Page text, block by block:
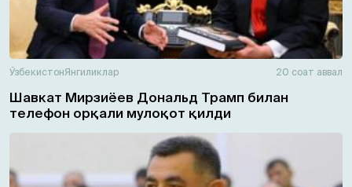
ЎзбекистонЯнгиликлар 20 соат аввал
Шавкат Мирзиёев Дональд Трамп билан
телефон орқали мулоқот қилди